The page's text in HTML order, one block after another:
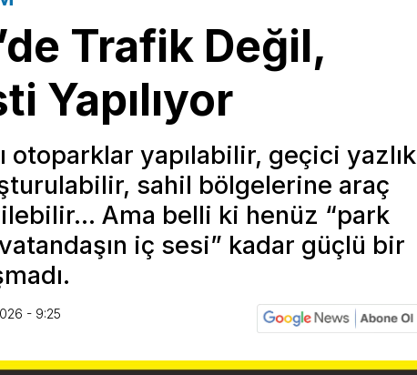
Trafik Değil,
Yapılıyor
otoparklar yapılabilir, geçici yazlık
sahil bölgelerine araç
Ama belli ki henüz “park
iç sesi” kadar güçlü bir
- 9:25